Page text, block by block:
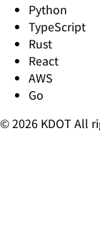
Python
TypeScript
Rust
React
AWS
Go
© 2026 KDOT All